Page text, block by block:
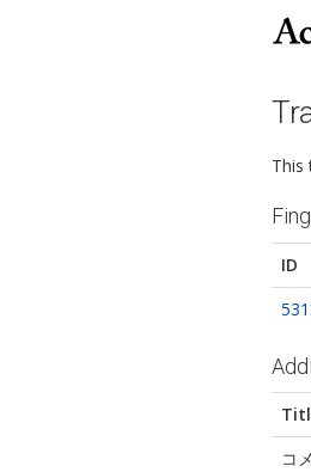
This
ID
コ